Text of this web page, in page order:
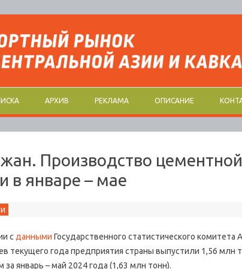
АРХИВ РЕКЛАМА ОПИСАНИЕ
Производство цементной
в январе – мае
с данными Государственного статистического комитета
текущего года предприятия страны выпустили 1,56 млн
за январь – май 2024 года (1,63 млн тонн).